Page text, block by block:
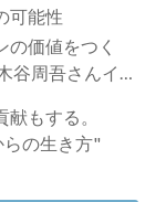
可能性
価値をつく
谷周吾さんイン
もする。
らの生き方"